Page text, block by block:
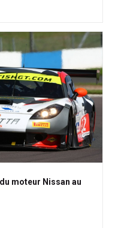
moteur Nissan au